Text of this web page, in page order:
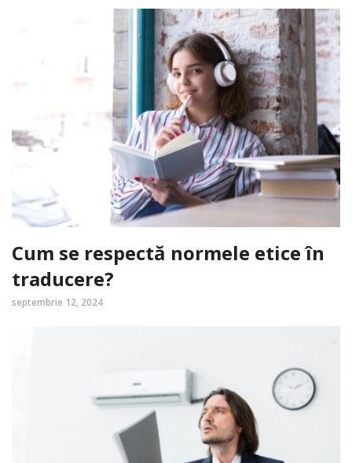
Cum se respectă normele etice în
traducere?
septembrie 12, 2024